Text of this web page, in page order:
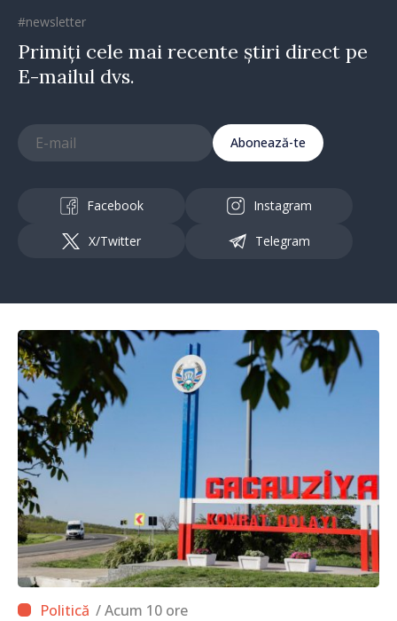
#newsletter
Primiți cele mai recente știri direct pe
E-mailul dvs.
Abonează-te
Facebook Instagram
X/Twitter Telegram
/ Acum 10 ore